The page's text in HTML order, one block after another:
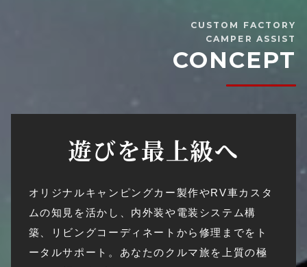
CUSTOM FACTORY
CAMPER ASSIST
CONCEPT
遊びを最上級へ
オリジナルキャンピングカー製作やRV車カスタ
ムの知見を活かし、内外装や電装システム構
築、リビングコーディネートから修理までをト
ータルサポート。あなたのクルマ旅を上質の極